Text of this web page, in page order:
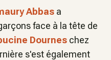
Abbas a
face à la tête de
Dournes chez
s'est également